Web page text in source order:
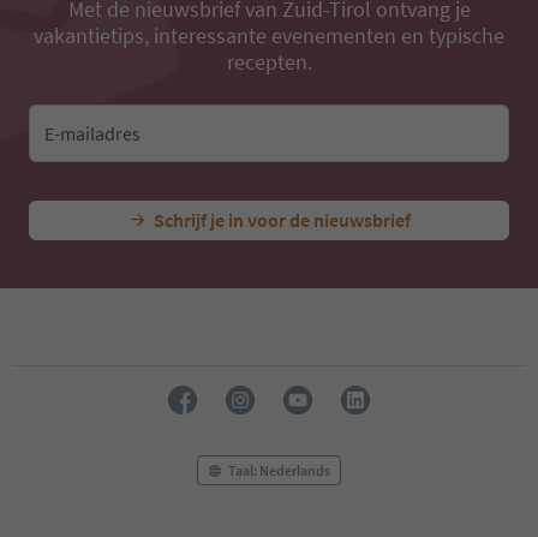
Met de nieuwsbrief van Zuid-Tirol ontvang je
vakantietips, interessante evenementen en typische
recepten.
E-mailadres
Schrijf je in voor de nieuwsbrief
Taal: Nederlands